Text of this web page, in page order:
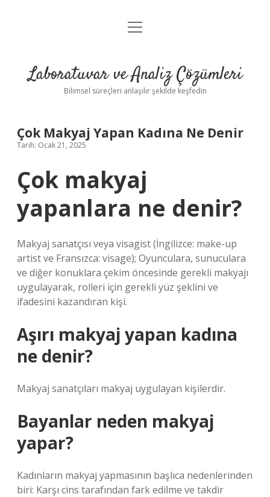
Anasayfa
Yasal Uyarı
menüyü
Laboratuvar ve Analiz Çözümleri
Bilimsel süreçleri anlaşılır şekilde keşfedin
Çok Makyaj Yapan Kadına Ne Denir
Tarih: Ocak 21, 2025
Çok makyaj
yapanlara ne denir?
Makyaj sanatçısı veya visagist (İngilizce: make-up
artist ve Fransızca: visage); Oyunculara, sunuculara
ve diğer konuklara çekim öncesinde gerekli makyajı
uygulayarak, rolleri için gerekli yüz şeklini ve
ifadesini kazandıran kişi.
Aşırı makyaj yapan kadına
ne denir?
Makyaj sanatçıları makyaj uygulayan kişilerdir.
Bayanlar neden makyaj
yapar?
Kadınların makyaj yapmasının başlıca nedenlerinden
biri: Karşı cins tarafından fark edilme ve takdir